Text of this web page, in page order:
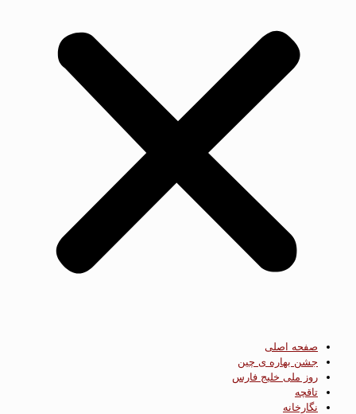
صفحه اصلی
جشن بهاره ی چین
روز ملی خلیج فارس
تاقچه
نگارخانه